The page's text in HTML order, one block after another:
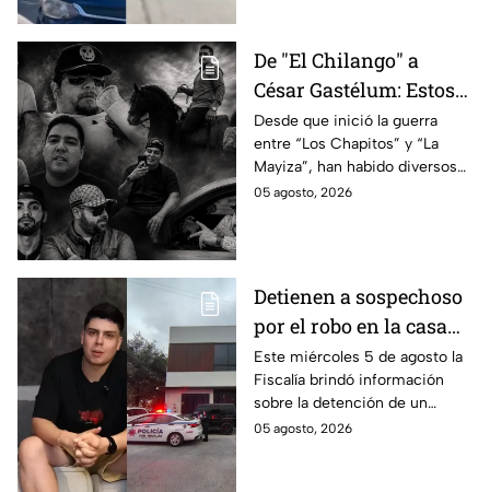
De "El Chilango" a
César Gastélum: Estos
son los 10 influencers
asesinados por la
guerra entre "Los
Chapitos" y "La Mayiza"
Desde que inició la guerra
entre “Los Chapitos” y “La
Mayiza”, han habido diversos
asesinatos, entre ellos los de
05 agosto, 2026
Detienen a sospechoso
por el robo en la casa
de Karely Ruiz
Este miércoles 5 de agosto la
Fiscalía brindó información
sobre la detención de un
presunto responsable en el
05 agosto, 2026